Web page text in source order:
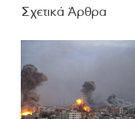
Σχετικά Άρθρα